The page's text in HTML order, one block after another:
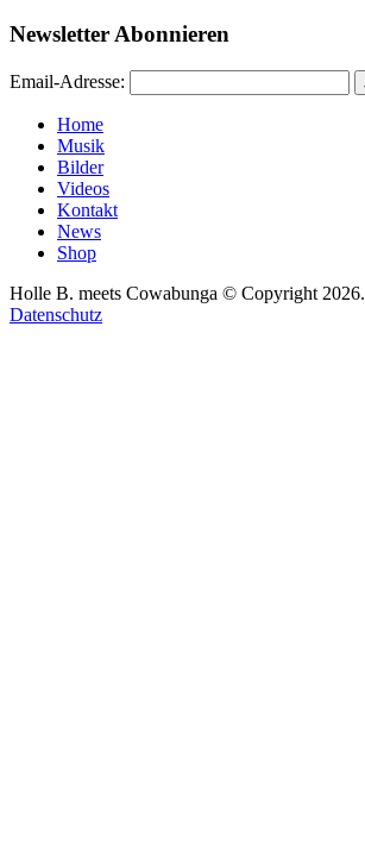
Newsletter Abonnieren
Email-Adresse:
Home
Musik
Bilder
Videos
Kontakt
News
Shop
Holle B. meets Cowabunga © Copyright 2026.
Datenschutz